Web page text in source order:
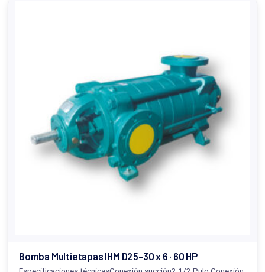
Bomba Multietapas IHM D25-30 x 6 · 60 HP